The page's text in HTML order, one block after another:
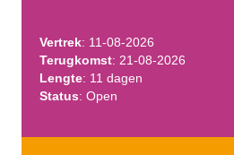
Vertrek: 11-08-2026
Terugkomst: 21-08-2026
Lengte: 11 dagen
Status: Open